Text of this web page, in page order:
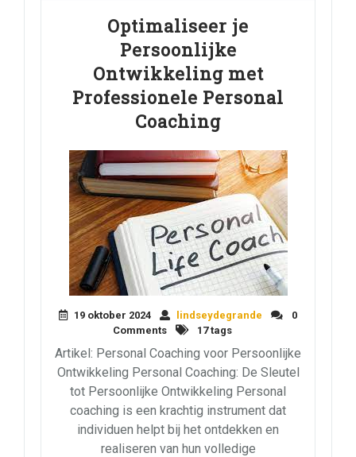
Optimaliseer je
Persoonlijke
Ontwikkeling met
Professionele Personal
Coaching
19 oktober 2024 lindseydegrande
0
Comments
17 tags
Artikel: Personal Coaching voor Persoonlijke
Ontwikkeling Personal Coaching: De Sleutel
tot Persoonlijke Ontwikkeling Personal
coaching is een krachtig instrument dat
individuen helpt bij het ontdekken en
realiseren van hun volledige